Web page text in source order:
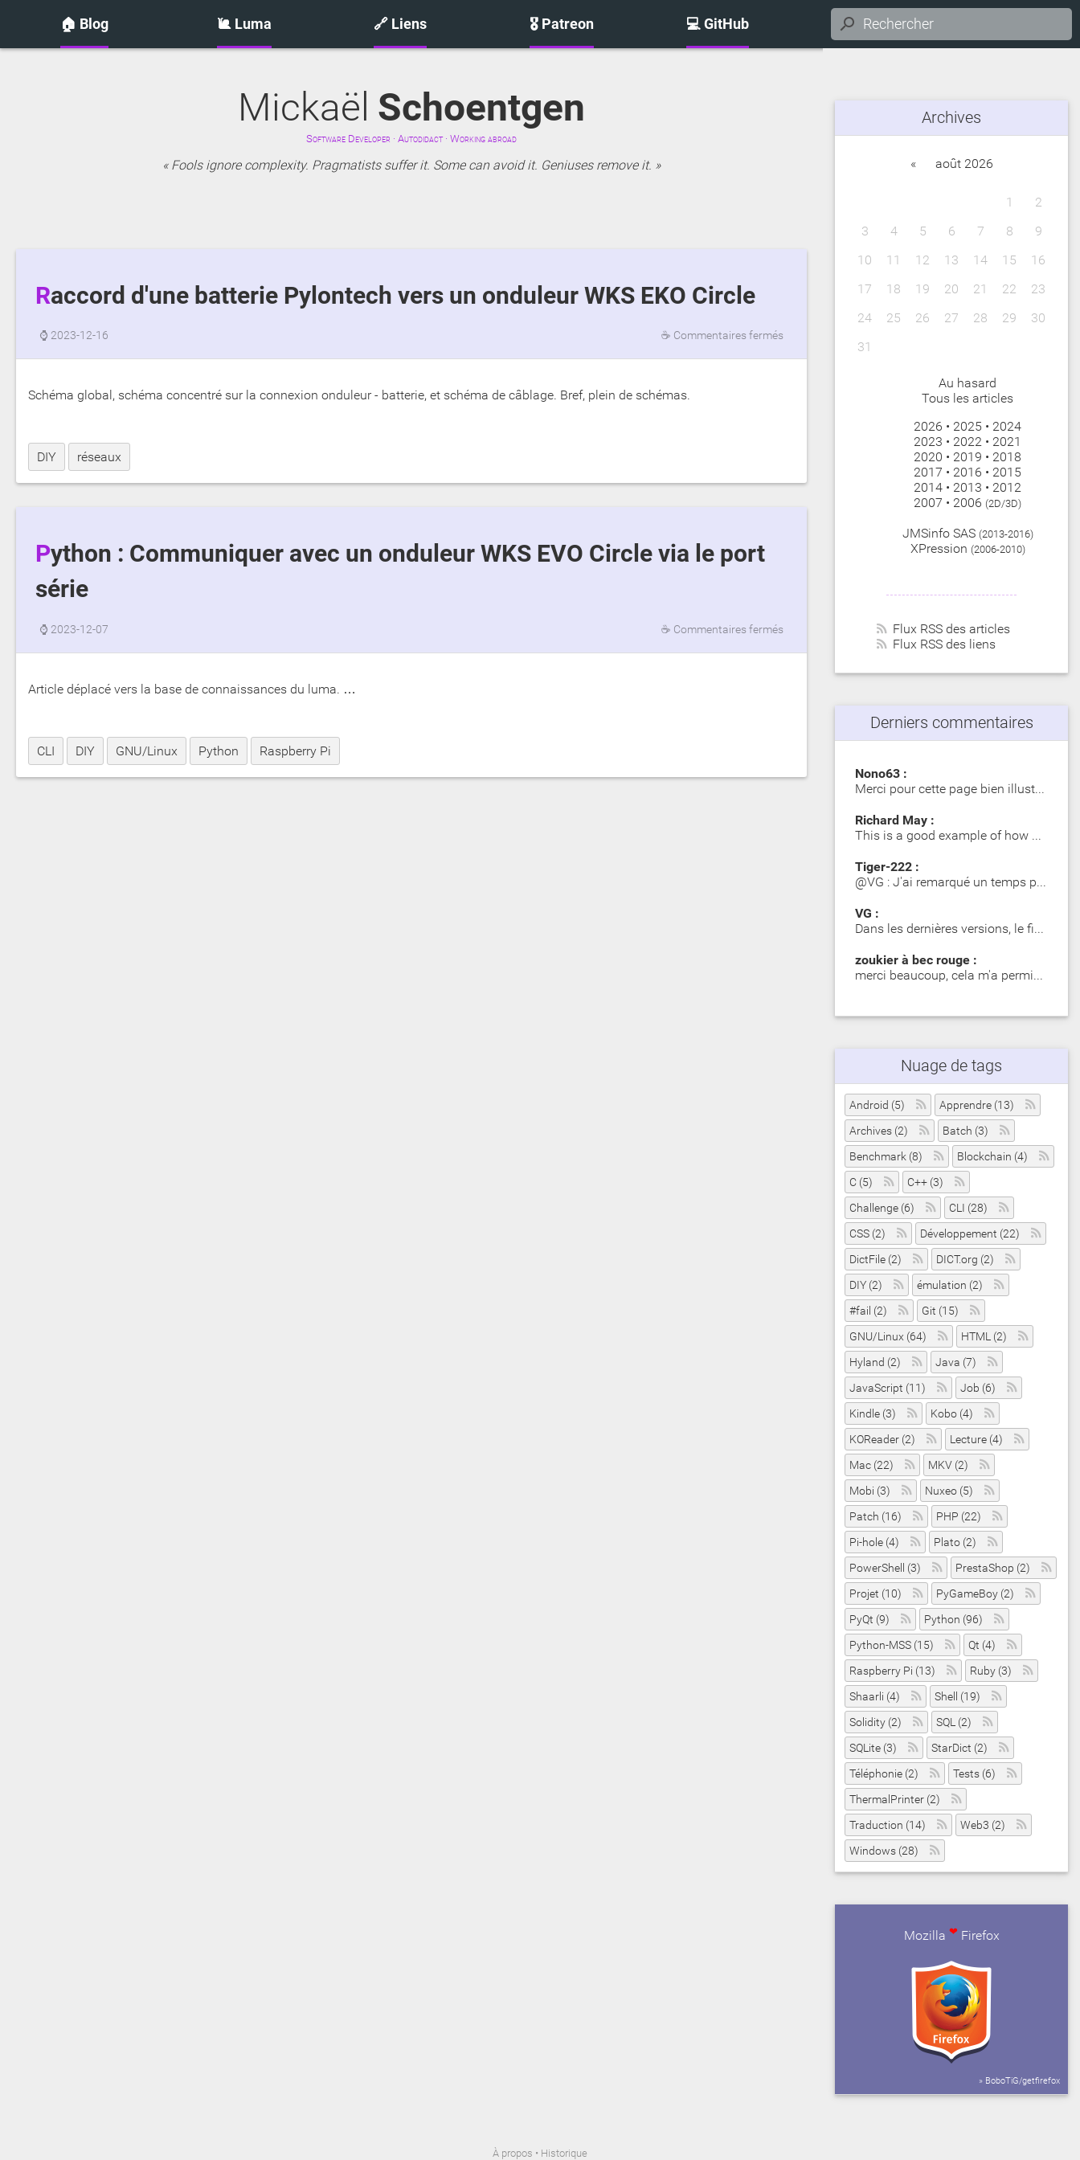
🏠 Blog 🐌 Luma 🔗 Liens 🎖️ Patreon 💻 GitHub
Archives
« août 2026
1
2
3
4 5 6 7 8
9
10
11 12 13 14 15
16
17
18 19 20 21 22
23
24
25 26 27 28 29
30
31
Au hasard
Tous les articles
2026 • 2025 • 2024
2023 • 2022 • 2021
2020 • 2019 • 2018
2017 • 2016 • 2015
2014 • 2013 • 2012
2007 • 2006 (2D/3D)
JMSinfo SAS (2013-2016)
XPression (2006-2010)
Flux RSS des articles
Flux RSS des liens
Derniers commentaires
Nono63 :
Merci pour cette page bien illustrée. Les Girelle Paon obs…
Richard May :
This is a good example of how SIP significantly impacts dy…
Tiger-222 :
@VG : J'ai remarqué un temps plus long lors du premier mot…
VG :
Dans les dernières versions, le fichier zip contient des d…
zoukier à bec rouge :
merci beaucoup, cela m'a permis d'identifier des poisson o…
Nuage de tags
Android (5)
Apprendre (13)
Archives (2)
Batch (3)
Benchmark (8)
Blockchain (4)
C (5)
C++ (3)
Challenge (6)
CLI (28)
CSS (2)
Développement (22)
DictFile (2)
DICT.org (2)
DIY (2)
émulation (2)
#fail (2)
Git (15)
GNU/Linux (64)
HTML (2)
Hyland (2)
Java (7)
JavaScript (11)
Job (6)
Kindle (3)
Kobo (4)
KOReader (2)
Lecture (4)
Mac (22)
MKV (2)
Mobi (3)
Nuxeo (5)
Patch (16)
PHP (22)
Pi-hole (4)
Plato (2)
PowerShell (3)
PrestaShop (2)
Projet (10)
PyGameBoy (2)
PyQt (9)
Python (96)
Python-MSS (15)
Qt (4)
Raspberry Pi (13)
Ruby (3)
Shaarli (4)
Shell (19)
Solidity (2)
SQL (2)
SQLite (3)
StarDict (2)
Téléphonie (2)
Tests (6)
ThermalPrinter (2)
Traduction (14)
Web3 (2)
Windows (28)
Mozilla ❤ Firefox
» BoboTiG/getfirefox
Mickaël Schoentgen
Software Developer · Autodidact · Working abroad
Fools ignore complexity. Pragmatists suffer it. Some can avoid it. Geniuses remove it.
Raccord d'une batterie Pylontech vers un onduleur WKS EKO Circle
☕ Commentaires fermés
⌚ 2023-12-16
Schéma global, schéma concentré sur la connexion onduleur - batterie, et schéma de câblage. Bref, plein de schémas.
DIY réseaux
Python : Communiquer avec un onduleur WKS EVO Circle via le port
série
☕ Commentaires fermés
⌚ 2023-12-07
Article déplacé vers la base de connaissances du luma. …
CLI DIY GNU/Linux Python Raspberry Pi
À propos • Historique